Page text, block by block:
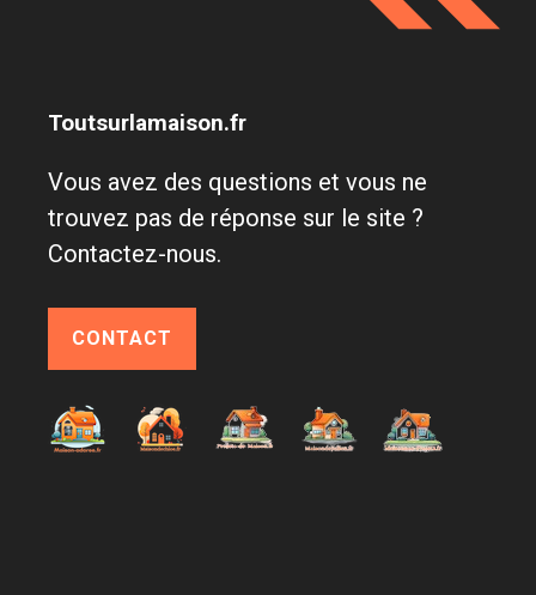
Toutsurlamaison.fr
Vous avez des questions et vous ne
trouvez pas de réponse sur le site ?
Contactez-nous.
CONTACT